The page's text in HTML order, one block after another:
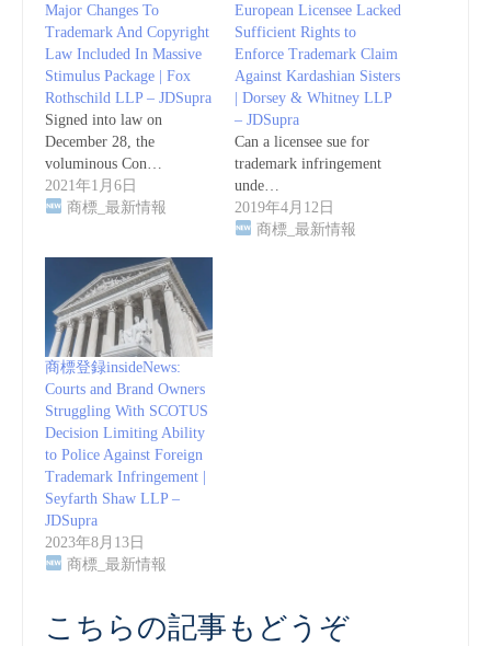
Major Changes To
Trademark And Copyright
Law Included In Massive
Stimulus Package | Fox
Rothschild LLP – JDSupra
Signed into law on
December 28, the
voluminous Con…
2021年1月6日
商標_最新情報
European Licensee Lacked
Sufficient Rights to
Enforce Trademark Claim
Against Kardashian Sisters
| Dorsey & Whitney LLP
– JDSupra
Can a licensee sue for
trademark infringement
unde…
2019年4月12日
商標_最新情報
商標登録insideNews:
Courts and Brand Owners
Struggling With SCOTUS
Decision Limiting Ability
to Police Against Foreign
Trademark Infringement |
Seyfarth Shaw LLP –
JDSupra
2023年8月13日
商標_最新情報
こちらの記事もどうぞ